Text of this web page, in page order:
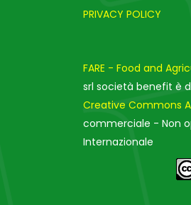
PRIVACY POLICY
FARE - Food and
srl società benefit è
Creative Commons
commerciale - Non
Internazionale